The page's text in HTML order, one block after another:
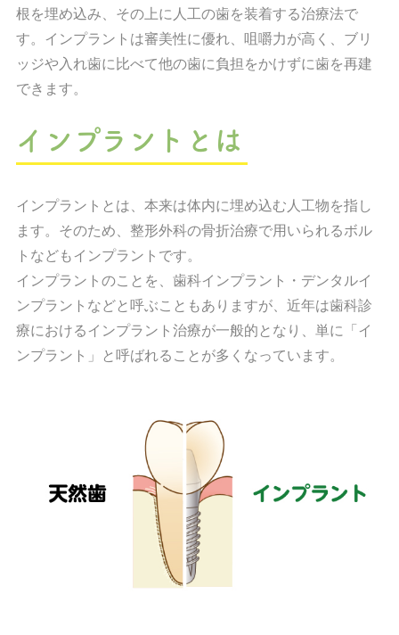
根を埋め込み、その上に人工の歯を装着する治療法で
す。インプラントは審美性に優れ、咀嚼力が高く、ブリ
ッジや入れ歯に比べて他の歯に負担をかけずに歯を再建
できます。
インプラントとは
インプラントとは、本来は体内に埋め込む人工物を指し
ます。そのため、整形外科の骨折治療で用いられるボル
トなどもインプラントです。
インプラントのことを、歯科インプラント・デンタルイ
ンプラントなどと呼ぶこともありますが、近年は歯科診
療におけるインプラント治療が一般的となり、単に「イ
ンプラント」と呼ばれることが多くなっています。